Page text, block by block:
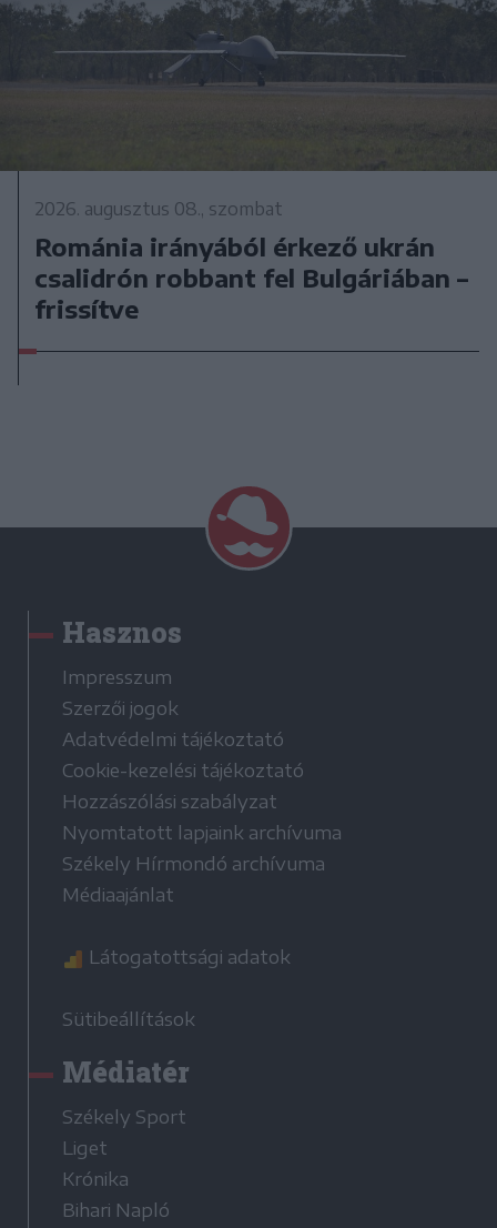
2026. augusztus 08., szombat
Románia irányából érkező ukrán
csalidrón robbant fel Bulgáriában –
frissítve
Hasznos
Impresszum
Szerzői jogok
Adatvédelmi tájékoztató
Cookie-kezelési tájékoztató
Hozzászólási szabályzat
Nyomtatott lapjaink archívuma
Székely Hírmondó archívuma
Médiaajánlat
Látogatottsági adatok
Sütibeállítások
Médiatér
Székely Sport
Liget
Krónika
Bihari Napló